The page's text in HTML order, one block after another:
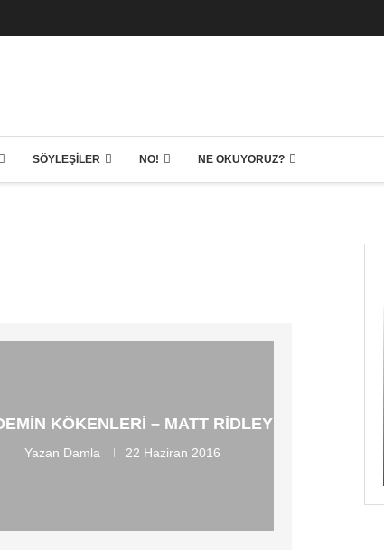
SÖYLEŞILER NO! NE OKUYORUZ?
KÖKENLERI – MATT RIDLEY
Yazan Damla 22 Haziran 2016